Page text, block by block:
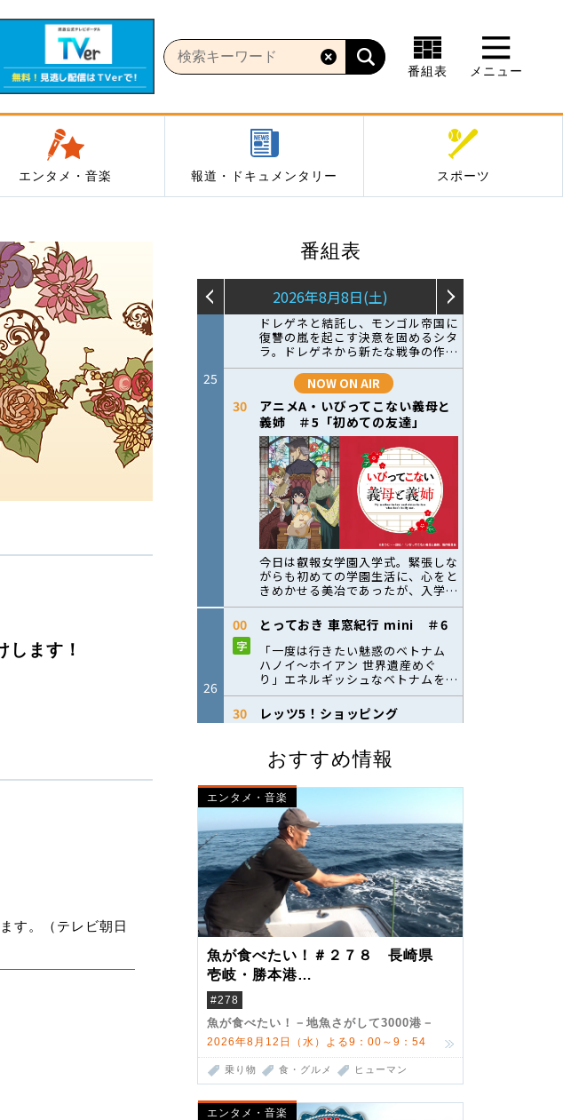
番組表 メニュー
エンタメ・音楽 報道・ドキュメンタリー スポーツ
番組表
おすすめ情報
エンタメ・音楽
魚が食べたい！＃２７８ 長崎県
壱岐・勝本港
（クロマグロ）
#278
魚が食べたい！－地魚さがして3000港－
2026年8月12日（水）よる9：00～9：54
乗り物 食・グルメ ヒューマン
エンタメ・音楽
ます！
す。（テレビ朝日